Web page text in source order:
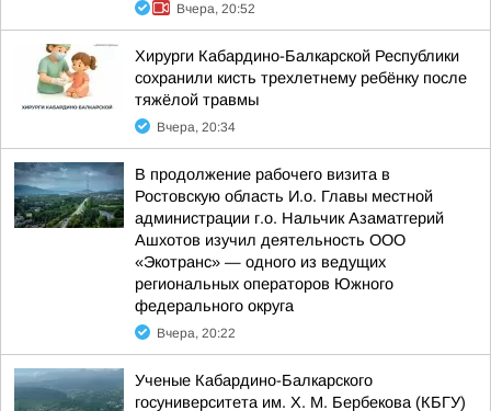
Вчера, 20:52
Хирурги Кабардино-Балкарской Республики
сохранили кисть трехлетнему ребёнку после
тяжёлой травмы
Вчера, 20:34
В продолжение рабочего визита в
Ростовскую область И.о. Главы местной
администрации г.о. Нальчик Азаматгерий
Ашхотов изучил деятельность ООО
«Экотранс» — одного из ведущих
региональных операторов Южного
федерального округа
Вчера, 20:22
Ученые Кабардино-Балкарского
госуниверситета им. Х. М. Бербекова (КБГУ)